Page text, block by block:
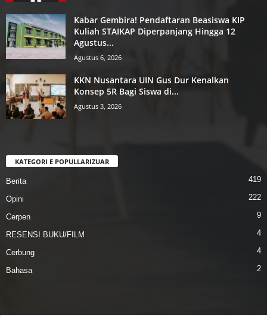
Kabar Gembira! Pendaftaran Beasiswa KIP
Kuliah STAIKAP Diperpanjang Hingga 12
Agustus...
Agustus 6, 2026
KKN Nusantara UIN Gus Dur Kenalkan
Konsep 5R Bagi Siswa di...
Agustus 3, 2026
KATEGORI E POPULLARIZUAR
Berita 419
Opini 222
Cerpen 9
RESENSI BUKU/FILM 4
Cerbung 4
Bahasa 2